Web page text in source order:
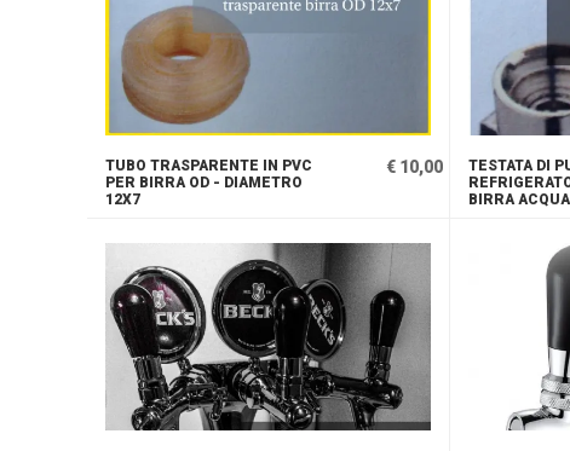
TUBO TRASPARENTE IN PVC
PER BIRRA OD - DIAMETRO
12X7
€ 10,00
TESTATA DI
BIRRA